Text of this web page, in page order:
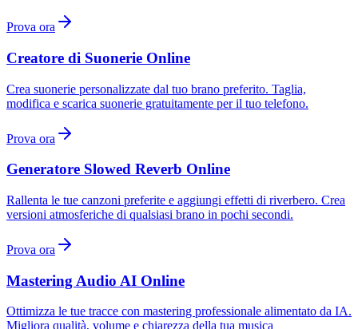
Prova ora
Creatore di Suonerie Online
Crea suonerie personalizzate dal tuo brano preferito. Taglia,
modifica e scarica suonerie gratuitamente per il tuo telefono.
Prova ora
Generatore Slowed Reverb Online
Rallenta le tue canzoni preferite e aggiungi effetti di riverbero. Crea
versioni atmosferiche di qualsiasi brano in pochi secondi.
Prova ora
Mastering Audio AI Online
Ottimizza le tue tracce con mastering professionale alimentato da IA.
Migliora qualità, volume e chiarezza della tua musica